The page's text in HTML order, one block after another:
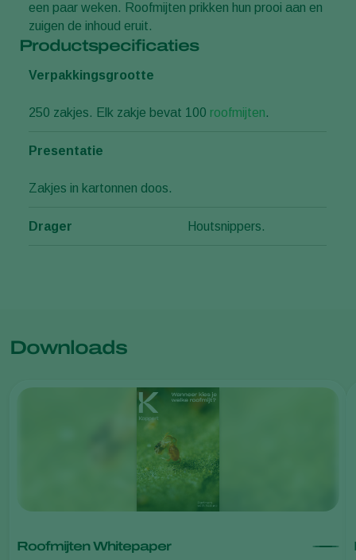
een paar weken. Roofmijten prikken hun prooi aan en
zuigen de inhoud eruit.
Productspecificaties
Verpakkingsgrootte
250 zakjes. Elk zakje bevat 100 roofmijten.
Presentatie
Zakjes in kartonnen doos.
Drager Houtsnippers.
Downloads
Roofmijten Whitepaper